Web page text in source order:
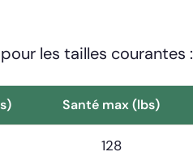
les tailles courantes :
Santé max (lbs)
128